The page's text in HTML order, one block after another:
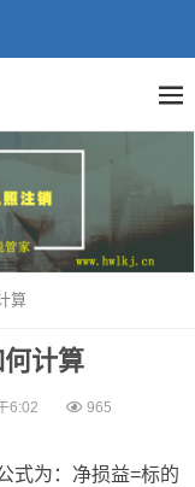
算
计算
6:02 965
式为：净损益=标的